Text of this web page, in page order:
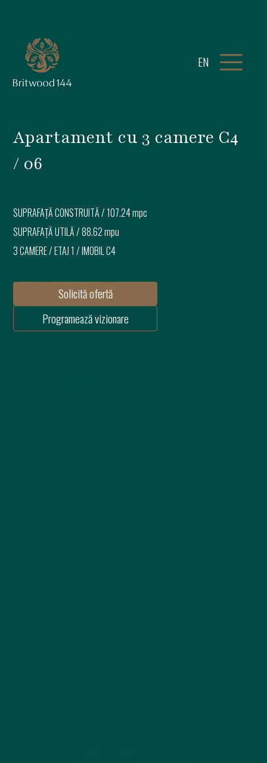
EN
Apartament cu 3 camere C4
/ 06
SUPRAFAȚĂ CONSTRUITĂ /107.24 mpc
SUPRAFAȚĂ UTILĂ /88.62 mpu
3 CAMERE/ETAJ 1 / IMOBIL C4
Solicită ofertă
Programează vizionare